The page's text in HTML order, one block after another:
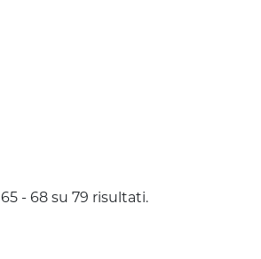
- 68 su 79 risultati.